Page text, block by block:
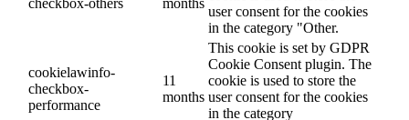
user consent for the cookies
in the category "Other.
cookielawinfo-
checkbox-
performance
11
months
This cookie is set by GDPR
Cookie Consent plugin. The
cookie is used to store the
user consent for the cookies
in the category